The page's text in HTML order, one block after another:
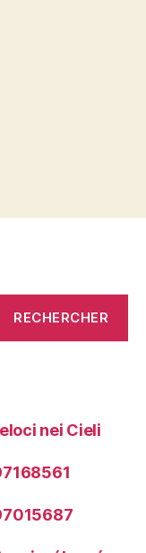
nei Cieli